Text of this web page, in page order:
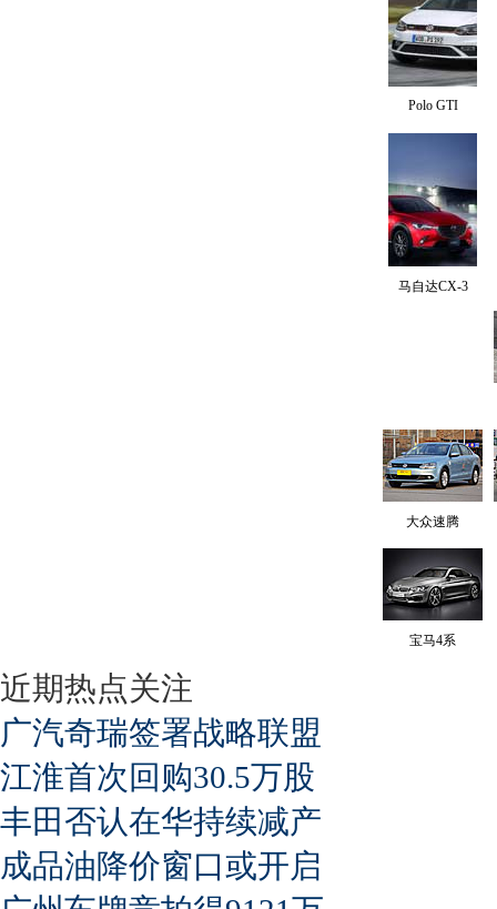
Polo GTI
马自达CX-3
大众速腾
宝马4系
近期热点关注
广汽奇瑞签署战略联盟
江淮首次回购30.5万股
丰田否认在华持续减产
成品油降价窗口或开启